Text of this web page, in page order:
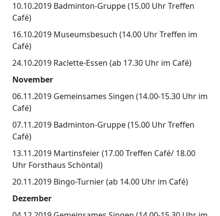
10.10.2019 Badminton-Gruppe (15.00 Uhr Treffen
Café)
16.10.2019 Museumsbesuch (14.00 Uhr Treffen im
Café)
24.10.2019 Raclette-Essen (ab 17.30 Uhr im Café)
November
06.11.2019 Gemeinsames Singen (14.00-15.30 Uhr im
Café)
07.11.2019 Badminton-Gruppe (15.00 Uhr Treffen
Café)
13.11.2019 Martinsfeier (17.00 Treffen Café/ 18.00
Uhr Forsthaus Schöntal)
20.11.2019 Bingo-Turnier (ab 14.00 Uhr im Café)
Dezember